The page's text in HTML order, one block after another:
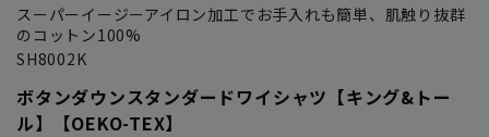
スーパーイージーアイロン加工でお手入れも簡単、肌触り抜群
のコットン100%
SH8002K
ボタンダウンスタンダードワイシャツ【キング&トー
ル】【OEKO-TEX】